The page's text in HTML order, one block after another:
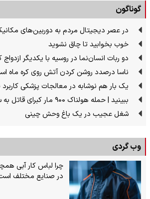
گوناگون
در عصر دیجیتال مردم به دوربین‌های
خوب بخوابید تا چاق نشوید
دو ربات انسان‌نما در روسیه با یکدیگر ازدواج
ناسا درصدد روشن کردن آتش روی کره ماه
یک بار هم نوشابه در معالجات پزشکی کاربرد
ببینید | حمله هولناک ۹۰۰ مار کبرای قاتل به ساکنان مردم چین
شغل عجیب در یک باغ وحش چینی
وب گردی
چرا لباس کار آبی
در صنایع مختلف